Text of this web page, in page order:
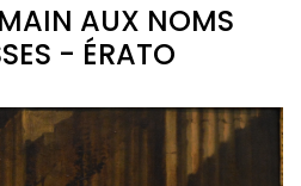
AUX NOMS
- ÉRATO